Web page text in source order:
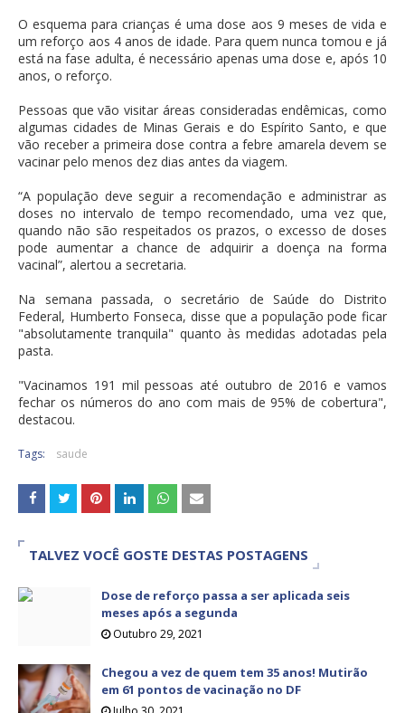
O esquema para crianças é uma dose aos 9 meses de vida e
um reforço aos 4 anos de idade. Para quem nunca tomou e já
está na fase adulta, é necessário apenas uma dose e, após 10
anos, o reforço.
Pessoas que vão visitar áreas consideradas endêmicas, como
algumas cidades de Minas Gerais e do Espírito Santo, e que
vão receber a primeira dose contra a febre amarela devem se
vacinar pelo menos dez dias antes da viagem.
“A população deve seguir a recomendação e administrar as
doses no intervalo de tempo recomendado, uma vez que,
quando não são respeitados os prazos, o excesso de doses
pode aumentar a chance de adquirir a doença na forma
vacinal”, alertou a secretaria.
Na semana passada, o secretário de Saúde do Distrito
Federal, Humberto Fonseca, disse que a população pode ficar
"absolutamente tranquila" quanto às medidas adotadas pela
pasta.
"Vacinamos 191 mil pessoas até outubro de 2016 e vamos
fechar os números do ano com mais de 95% de cobertura",
destacou.
Tags: saude
TALVEZ VOCÊ GOSTE DESTAS POSTAGENS
Dose de reforço passa a ser aplicada seis
meses após a segunda
Outubro 29, 2021
Chegou a vez de quem tem 35 anos! Mutirão
em 61 pontos de vacinação no DF